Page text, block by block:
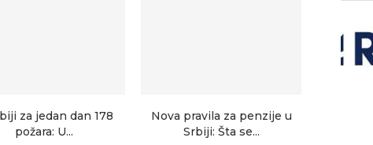
za jedan dan 178
požara: U...
Nova pravila za penzije u
Srbiji: Šta se...